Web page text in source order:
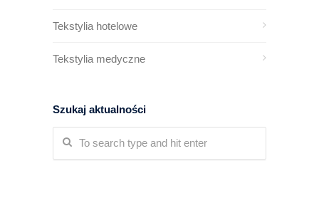
Tekstylia hotelowe
Tekstylia medyczne
Szukaj aktualności